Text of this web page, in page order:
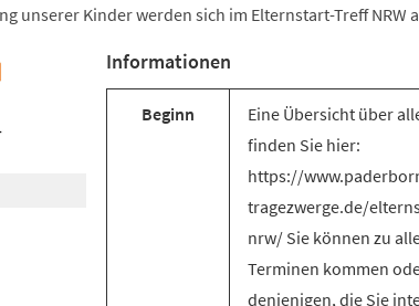
unserer Kinder werden sich im Elternstart-Treff NRW
Informationen
Beginn
Eine Übersicht über
finden Sie hier:
https://
tragezwerge.de/
nrw/ Sie können zu
Terminen kommen
denjenigen, die Sie